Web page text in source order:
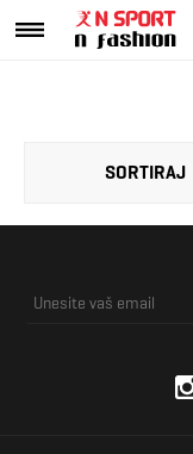
SORTIRAJ